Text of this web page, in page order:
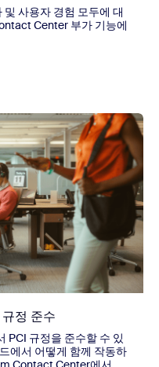
사용자 경험 모두에 대
Center 부가 기능에
규정 준수
정 준수
규정을 준수할 수 있
에서 어떻게 함께 작동하